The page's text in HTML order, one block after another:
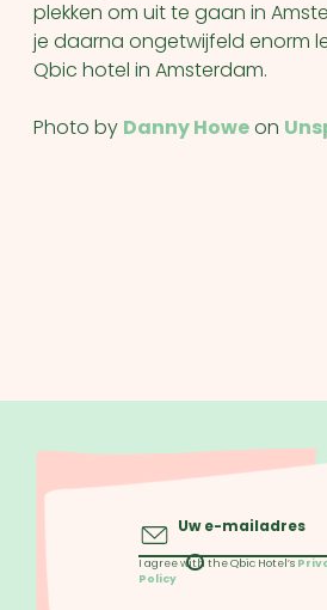
plekken om uit te gaan in
je daarna ongetwijfeld enorm
Qbic hotel in Amsterdam.
Photo by Danny Howeon
Uw e-mailadres
I agree with the Qbic Hotel’s
Policy